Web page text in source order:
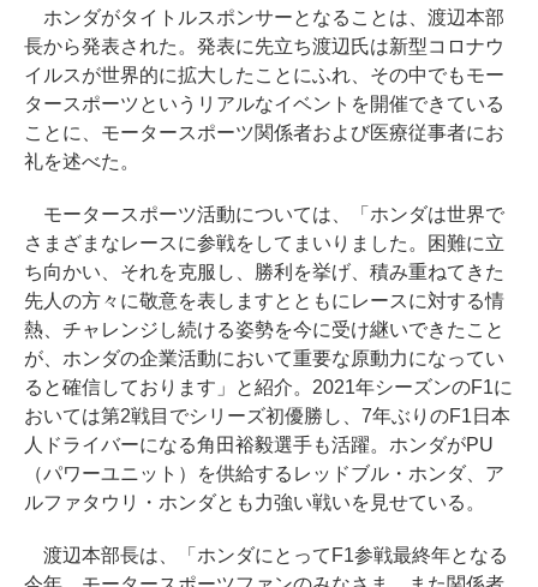
ホンダがタイトルスポンサーとなることは、渡辺本部
長から発表された。発表に先立ち渡辺氏は新型コロナウ
イルスが世界的に拡大したことにふれ、その中でもモー
タースポーツというリアルなイベントを開催できている
ことに、モータースポーツ関係者および医療従事者にお
礼を述べた。
モータースポーツ活動については、「ホンダは世界で
さまざまなレースに参戦をしてまいりました。困難に立
ち向かい、それを克服し、勝利を挙げ、積み重ねてきた
先人の方々に敬意を表しますとともにレースに対する情
熱、チャレンジし続ける姿勢を今に受け継いできたこと
が、ホンダの企業活動において重要な原動力になってい
ると確信しております」と紹介。2021年シーズンのF1に
おいては第2戦目でシリーズ初優勝し、7年ぶりのF1日本
人ドライバーになる角田裕毅選手も活躍。ホンダがPU
（パワーユニット）を供給するレッドブル・ホンダ、ア
ルファタウリ・ホンダとも力強い戦いを見せている。
渡辺本部長は、「ホンダにとってF1参戦最終年となる